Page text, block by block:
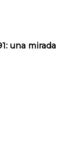
una mirada